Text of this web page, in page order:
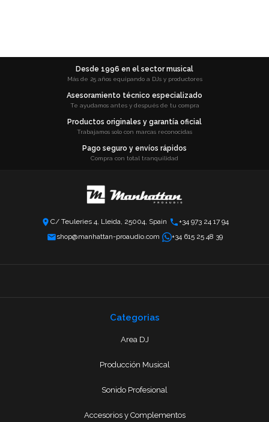
Desde 1996 en el sector musical
Más de 25 años equipando a DJs y productores
Asesoramiento técnico especializado
Te ayudamos antes y después de tu compra
Productos originales y garantía oficial
Trabajamos solo con marcas reconocidas
Pago seguro y envíos rápidos
Compra con total tranquilidad
C/ Teuleries 4, Lleida, 25004, Spain
+34 973 24 17 94
shop@manhattan-proaudio.com
+34 615 25 48 39
Categorias
Area DJ
Producción Musical
Sonido Profesional
Accesorios y Complementos